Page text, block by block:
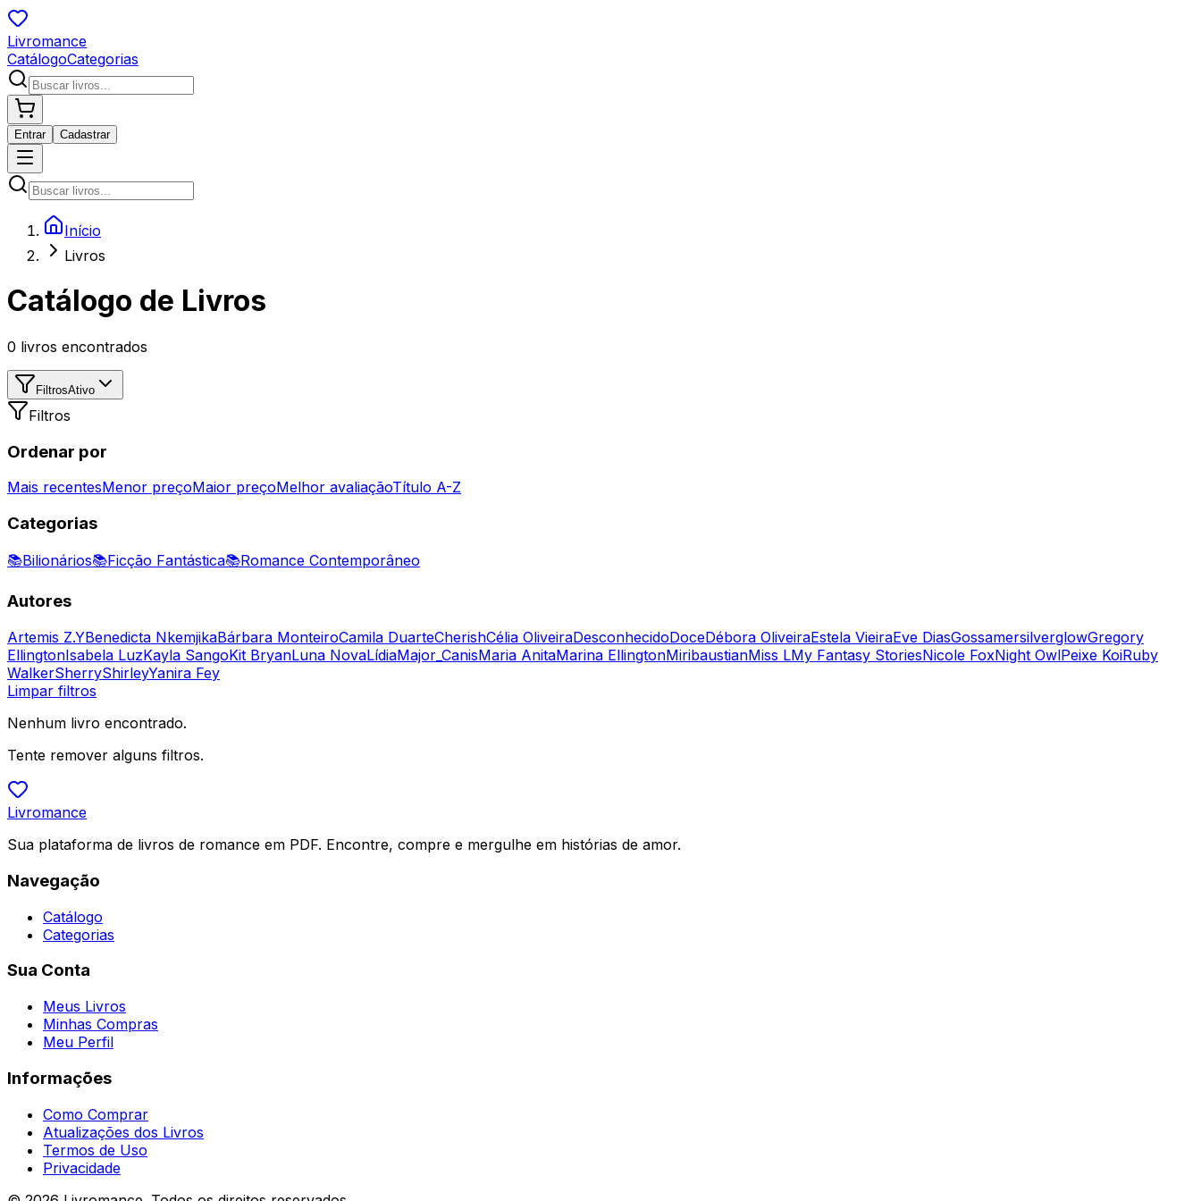
Livromance
CatálogoCategorias
Entrar Cadastrar
Início
Livros
Catálogo de Livros
0 livros encontrados
FiltrosAtivo
Filtros
Ordenar por
Mais recentesMenor preçoMaior preçoMelhor avaliaçãoTítulo A-Z
Categorias
📚Bilionários📚Ficção Fantástica📚Romance Contemporâneo
Autores
Artemis Z.YBenedicta NkemjikaBárbara MonteiroCamila DuarteCherishCélia OliveiraDesconhecidoDoceDébora OliveiraEstela VieiraEve DiasGossamersilverglowGregory
EllingtonIsabela LuzKayla SangoKit BryanLuna NovaLídiaMajor_CanisMaria AnitaMarina EllingtonMiribaustianMiss LMy Fantasy StoriesNicole FoxNight OwlPeixe KoiRuby
WalkerSherryShirleyYanira Fey
Limpar filtros
Nenhum livro encontrado.
Tente remover alguns filtros.
Livromance
Sua plataforma de livros de romance em PDF. Encontre, compre e mergulhe em histórias de amor.
Navegação
Catálogo
Categorias
Sua Conta
Meus Livros
Minhas Compras
Meu Perfil
Informações
Como Comprar
Atualizações dos Livros
Termos de Uso
Privacidade